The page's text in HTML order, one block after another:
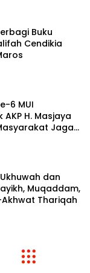
Buku
Cendikia
6 MUI
H. Masjaya
Jaga
dan
Muqaddam,
Thariqah